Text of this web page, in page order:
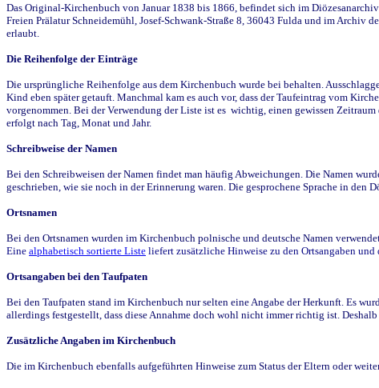
Das Original-Kirchenbuch von Januar 1838 bis 1866, befindet sich im
Freien Prälatur Schneidemühl, Josef-Schwank-Straße 8, 36043 Fulda und im Archiv
erlaubt.
Die Reihenfolge der Einträge
Die ursprüngliche Reihenfolge aus dem Kirchenbuch wurde bei behalten.
Kind eben später getauft. Manchmal kam es auch vor, dass der Taufeintrag vom
vorgenommen. Bei der Verwendung der Liste ist es wichtig, einen gewissen
erfolgt nach Tag, Monat und Jahr.
Schreibweise der Namen
Bei den Schreibweisen der Namen findet man häufig Abweichungen. Die Namen
geschrieben, wie sie noch in der Erinnerung waren. Die gesprochene Sprache in
Ortsnamen
Bei den Ortsnamen wurden im Kirchenbuch polnische und deutsche Namen
Eine alphabetisch sortierte Liste liefert zusätzliche Hinweise zu den Ortsangaben
Ortsangaben bei den Taufpaten
Bei den Taufpaten stand im Kirchenbuch nur selten eine Angabe der Herkunft. Es
allerdings festgestellt, dass diese Annahme doch wohl nicht immer richtig ist.
Zusätzliche Angaben im Kirchenbuch
Die im Kirchenbuch ebenfalls aufgeführten Hinweise zum Status der Eltern oder